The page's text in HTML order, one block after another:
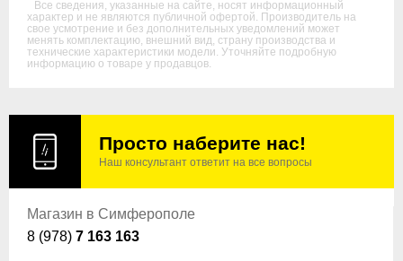
Все сведения, указанные на сайте, носят информационный
характер и не являются публичной офертой. Производитель на
свое усмотрение и без дополнительных уведомлений может
менять комплектацию, внешний вид, страну производства и
технические характеристики модели. Уточняйте подробную
информацию о товаре у продавцов.
Просто наберите нас!
Наш консультант ответит на все вопросы
Магазин в Симферополе
8 (978) 7 163 163